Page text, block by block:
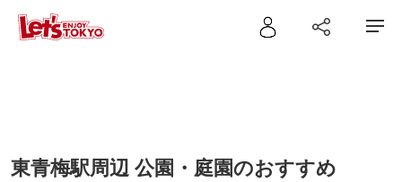
東青梅駅周辺 公園・庭園のおすすめ